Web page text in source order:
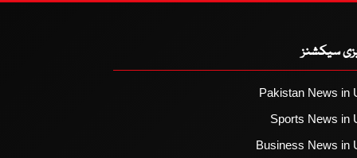
سیکشنز
Pakistan News in
Sports News in
Business News in